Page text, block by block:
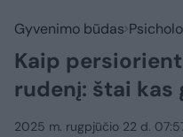
Gyvenimo būdas
Kaip
rudenį: štai kas
2025 m. rugpjūčio 22 d.